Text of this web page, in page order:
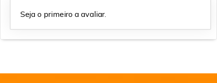
Seja o primeiro a avaliar.